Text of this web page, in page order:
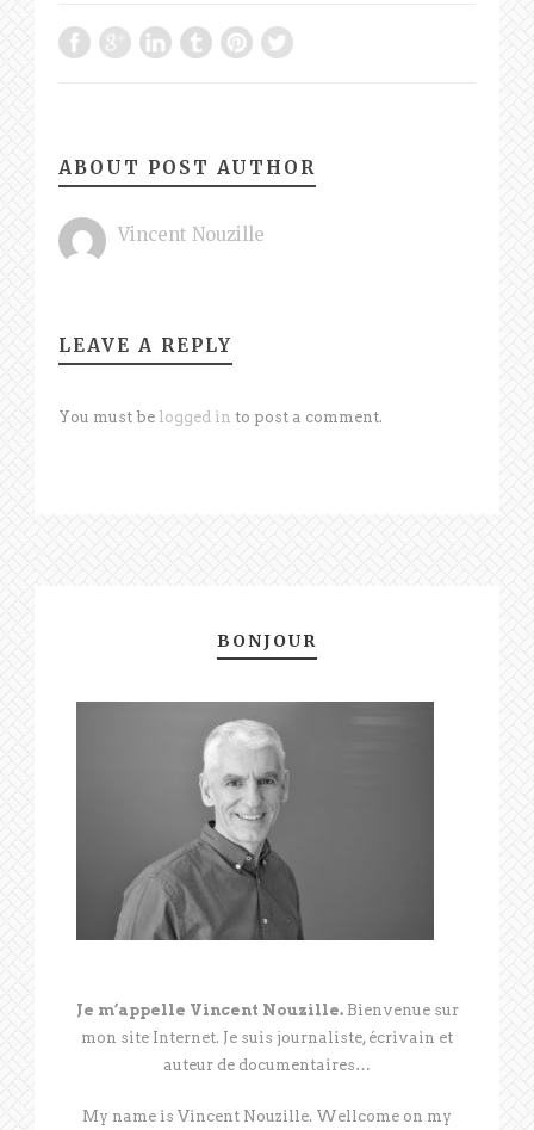
ABOUT POST AUTHOR
Vincent Nouzille
LEAVE A REPLY
You must be logged in to post a comment.
BONJOUR
Je m’appelle Vincent Nouzille.Bienvenue sur
mon site Internet. Je suis journaliste, écrivain et
auteur de documentaires…
My name is Vincent Nouzille. Wellcome on my